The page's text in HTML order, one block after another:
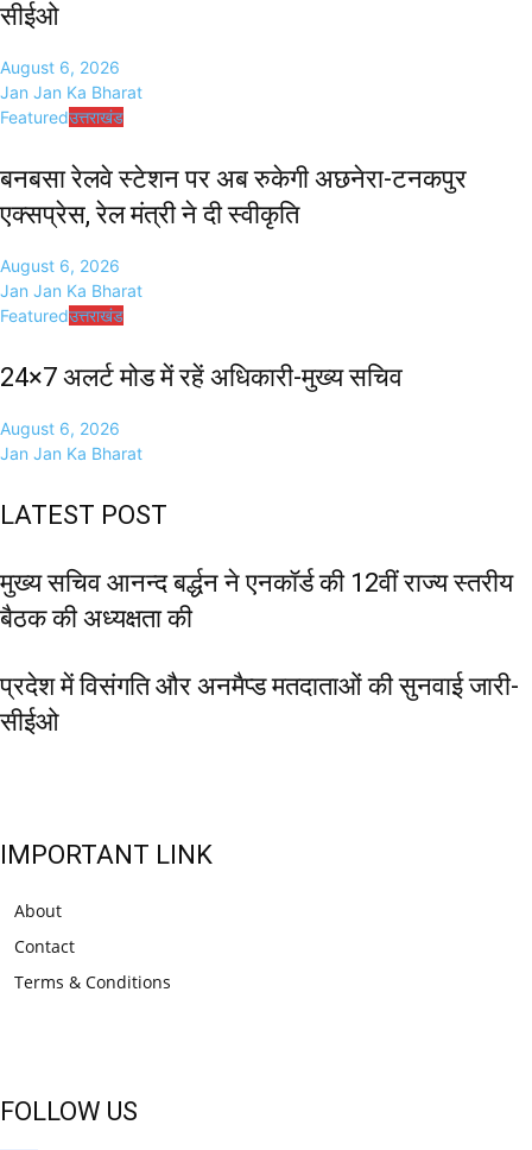
सीईओ
August 6, 2026
Jan Jan Ka Bharat
Featuredउत्तराखंड
बनबसा रेलवे स्टेशन पर अब रुकेगी अछनेरा-टनकपुर
एक्सप्रेस, रेल मंत्री ने दी स्वीकृति
August 6, 2026
Jan Jan Ka Bharat
Featuredउत्तराखंड
24×7 अलर्ट मोड में रहें अधिकारी-मुख्य सचिव
August 6, 2026
Jan Jan Ka Bharat
LATEST POST
मुख्य सचिव आनन्द बर्द्धन ने एनकॉर्ड की 12वीं राज्य स्तरीय
बैठक की अध्यक्षता की
प्रदेश में विसंगति और अनमैप्ड मतदाताओं की सुनवाई जारी-
सीईओ
IMPORTANT LINK
About
Contact
Terms & Conditions
FOLLOW US